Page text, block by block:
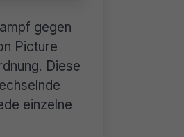
gegen
Picture
Diese
einzelne